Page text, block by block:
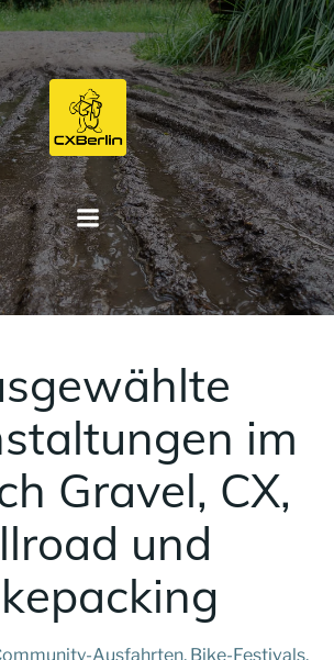
Zum
Inhalt
springen
im
Gravel, CX,
und
Ausfahrten, Bike-Festivals.